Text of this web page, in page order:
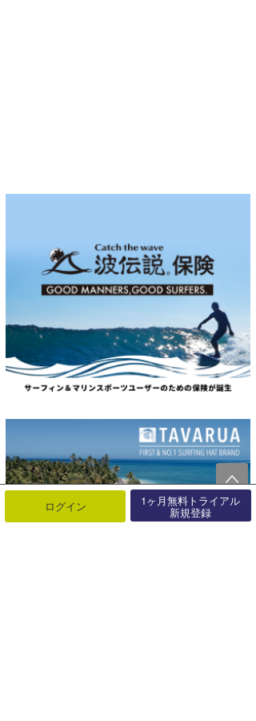
ログイン 1ヶ月無料トライアル
新規登録